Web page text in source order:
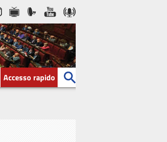
Accesso rapido